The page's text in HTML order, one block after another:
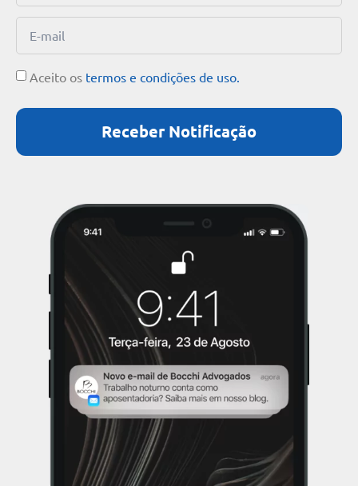
Aceito os termos e condições de uso.
Receber Notificação